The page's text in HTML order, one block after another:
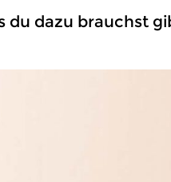
du dazu brauchst